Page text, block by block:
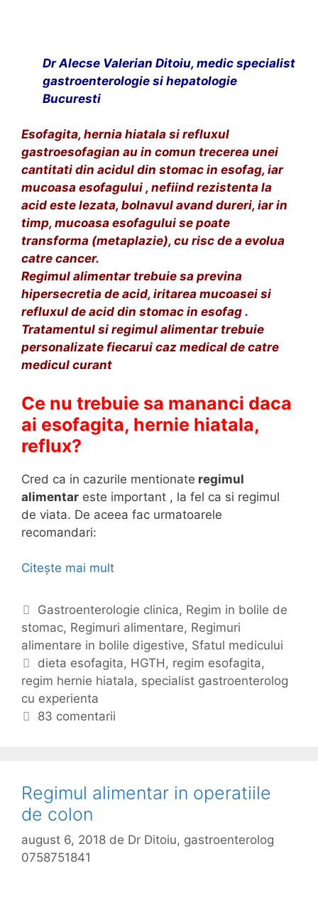
a
t
d
e
f
i
e
r
e
Dr Alecse Valerian Ditoiu, medic specialist
gastroenterologie si hepatologie
Bucuresti
Esofagita, hernia hiatala si refluxul
gastroesofagian au in comun trecerea unei
cantitati din acidul din stomac in esofag, iar
mucoasa esofagului , nefiind rezistenta la
acid este lezata, bolnavul avand dureri, iar in
timp, mucoasa esofagului se poate
transforma (metaplazie), cu risc de a evolua
catre cancer.
Regimul alimentar trebuie sa previna
hipersecretia de acid, iritarea mucoasei si
refluxul de acid din stomac in esofag .
Tratamentul si regimul alimentar trebuie
personalizate fiecarui caz medical de catre
medicul curant
Ce nu trebuie sa mananci daca
ai esofagita, hernie hiatala,
reflux?
Cred ca in cazurile mentionate regimul
alimentar este important , la fel ca si regimul
de viata. De aceea fac urmatoarele
recomandari:
Citește mai mult
g
i
m
u
l
l
t
r
C
a
t
e
g
o
r
Gastroenterologie clinica, Regim in bolile de
stomac, Regimuri alimentare, Regimuri
alimentare in bolile digestive, Sfatul medicului
E
t
i
c
e
dieta esofagita, HGTH, regim esofagita,
regim hernie hiatala, specialist gastroenterolog
cu experienta
83 comentarii
Regimul alimentar in operatiile
de colon
august 6, 2018 de Dr Ditoiu, gastroenterolog
0758751841